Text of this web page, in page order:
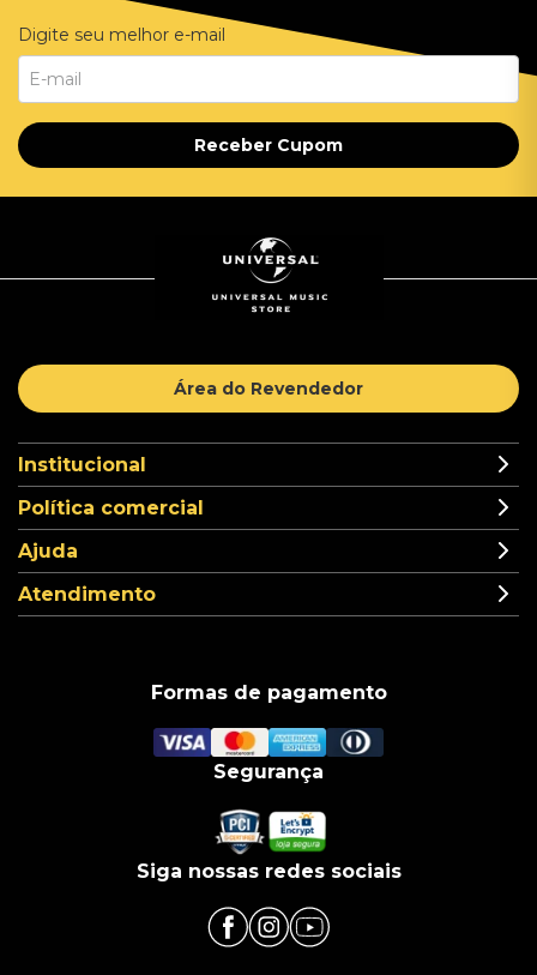
Digite seu melhor e-mail
Receber Cupom
Área do Revendedor
Institucional
Política comercial
Ajuda
Atendimento
Formas de pagamento
Segurança
Siga nossas redes sociais